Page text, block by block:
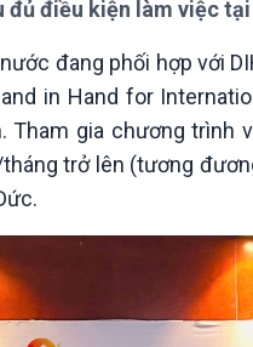
nối công nghệ
hậu
điều kiện làm việc
đang phối hợp với
in Hand for
Tham gia chương
trở lên (tương